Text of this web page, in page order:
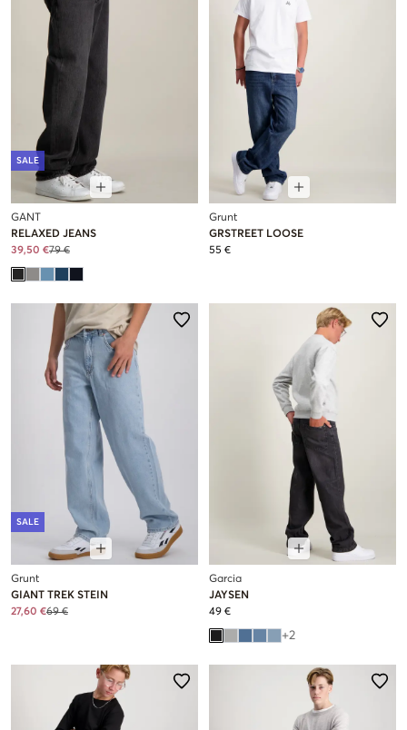
SALE
GANT
RELAXED JEANS
39,50 €79 €
Grunt
GRSTREET LOOSE
55 €
SALE
Grunt
GIANT TREK STEIN
27,60 €69 €
Garcia
JAYSEN
49 €
+2